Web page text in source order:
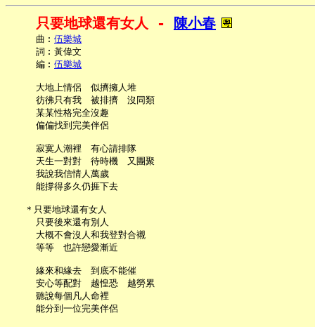
只要地球還有女人 - 陳小春
     曲︰
伍樂城
     詞︰黃偉文
     編︰
伍樂城
     大地上情侶　似擠擁人堆
     彷彿只有我　被排擠　沒同類
     某某性格完全沒趣
     偏偏找到完美伴侶
     寂寞人潮裡　有心請排隊
     天生一對對　待時機　又團聚
     我說我信情人萬歲
     能撐得多久仍捱下去
   ＊只要地球還有女人
     只要後來還有別人
     大概不會沒人和我登對合襯
     等等　也許戀愛漸近
     緣來和緣去　到底不能催
     安心等配對　越惶恐　越勞累
     聽說每個凡人命裡
     能分到一位完美伴侶